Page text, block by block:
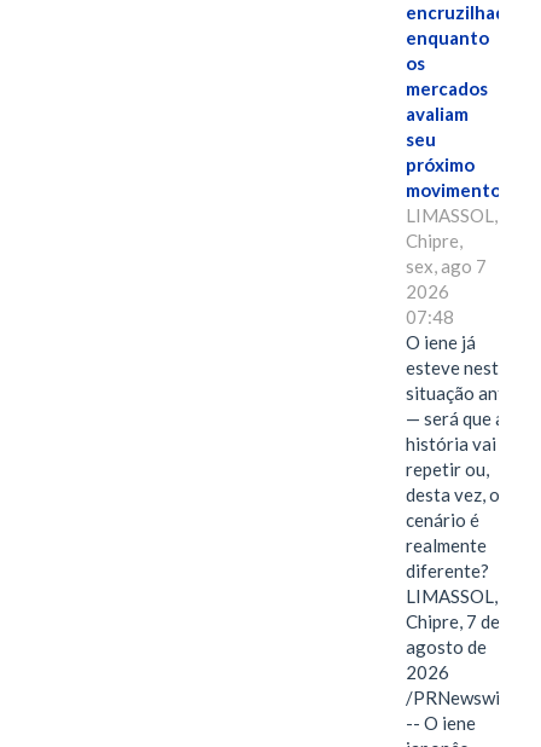
encruzilhada
enquanto
os
mercados
avaliam
seu
próximo
movimento.
LIMASSOL,
Chipre,
sex, ago 7
2026
07:48
O iene já
esteve nesta
situação antes
— será que a
história vai se
repetir ou,
desta vez, o
cenário é
realmente
diferente?
LIMASSOL,
Chipre, 7 de
agosto de
2026
/PRNewswire/
-- O iene